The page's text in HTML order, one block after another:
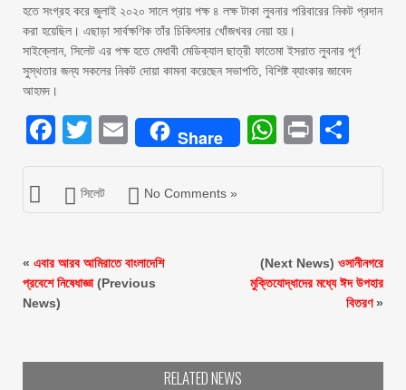
হতে সংগ্রহ করে জুলাই ২০২০ সালে প্রায় পক্ষ ৪ লক্ষ টাকা লুবনার পরিবারের নিকট প্রদান
করা হয়েছিল। এছাড়া সার্বক্ষণিক তাঁর চিকিৎসার খোঁজখবর নেয়া হয়।
সাইক্লোন, সিলেট এর পক্ষ হতে মেধাবী মেডিক্যাল ছাত্রী ফাতেমা ইসরাত লুবনার পূর্ণ
সুস্থতার জন্য সকলের নিকট দোয়া কামনা করেছেন সভাপতি, বিশিষ্ট ব্যাংকার জাবেদ
আহমদ।
Facebook
Twitter
EmailShare Print
সিলেট No Comments »
« এবার আরব আমিরাতে বাংলাদেশি
প্রবেশে নিষেধাজ্ঞা(Previous
News)
(Next News) ওসানীনগরে
মুক্তিযোদ্ধাদের মধ্যে ঈদ উপহার
বিতরণ»
RELATED NEWS